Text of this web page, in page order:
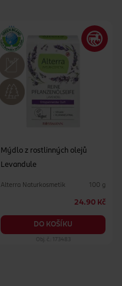
Mýdlo z rostlinných olejů
Levandule
Alterra Naturkosmetik 100 g
24.90 Kč
DO KOŠÍKU
Obj. č.: 173483